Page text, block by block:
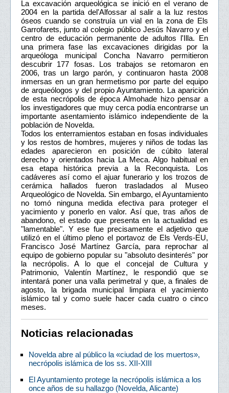
La excavación arqueológica se inició en el verano de
2004 en la partida del'Alfossar al salir a la luz restos
óseos cuando se construía un vial en la zona de Els
Garrofarets, junto al colegio público Jesús Navarro y el
centro de educación permanente de adultos l'Illa. En
una primera fase las excavaciones dirigidas por la
arqueóloga municipal Concha Navarro permitieron
descubrir 177 fosas. Los trabajos se retomaron en
2006, tras un largo parón, y continuaron hasta 2008
inmersas en un gran hermetismo por parte del equipo
de arqueólogos y del propio Ayuntamiento. La aparición
de esta necrópolis de época Almohade hizo pensar a
los investigadores que muy cerca podía encontrarse un
importante asentamiento islámico independiente de la
población de Novelda.
Todos los enterramientos estaban en fosas individuales
y los restos de hombres, mujeres y niños de todas las
edades aparecieron en posición de cúbito lateral
derecho y orientados hacia La Meca. Algo habitual en
esa etapa histórica previa a la Reconquista. Los
cadáveres así como el ajuar funerario y los trozos de
cerámica hallados fueron trasladados al Museo
Arqueológico de Novelda. Sin embargo, el Ayuntamiento
no tomó ninguna medida efectiva para proteger el
yacimiento y ponerlo en valor. Así que, tras años de
abandono, el estado que presenta en la actualidad es
"lamentable". Y ese fue precisamente el adjetivo que
utilizó en el último pleno el portavoz de Els Verds-EU,
Francisco José Martínez García, para reprochar al
equipo de gobierno popular su "absoluto desinterés" por
la necrópolis. A lo que el concejal de Cultura y
Patrimonio, Valentín Martínez, le respondió que se
intentará poner una valla perimetral y que, a finales de
agosto, la brigada municipal limpiara el yacimiento
islámico tal y como suele hacer cada cuatro o cinco
meses.
Noticias relacionadas
Novelda abre al público la «ciudad de los muertos»,
necrópolis islámica de los ss. XII-XIII
El Ayuntamiento protege la necrópolis islámica a los
once años de su hallazgo (Novelda, Alicante)